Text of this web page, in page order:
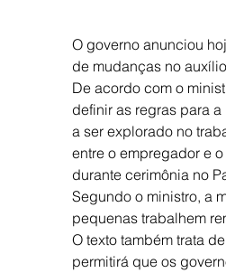
O governo anunciou
de mudanças no
De acordo com o
definir as regras para
a ser explorado no
entre o empregador e
durante cerimônia no
Segundo o ministro, a
pequenas trabalhem
O texto também trata
permitirá que os